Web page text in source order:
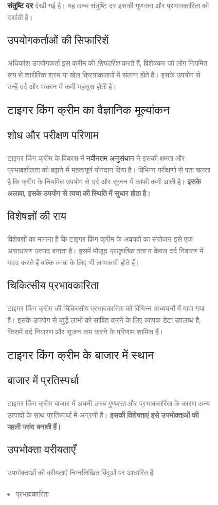
संतुष्टि दरदेखी गई है। यह उच्च संतुष्टि दर इसकी गुणवत्ता और प्रभावकारिता को
दर्शाती है।
उपयोगकर्ताओं की सिफारिशें
अधिकांश उपयोगकर्ता इस क्रीम की सिफारिशकरते हैं, विशेषकर जो लोग नियमित
रूप से शारीरिक श्रम या खेल क्रियाकलापों में संलग्न होते हैं। इसके उपयोग से
उन्हें दर्द और थकान में कमी महसूस होती है।
टाइगर किंग क्रीम का वैज्ञानिक मूल्यांकन
शोध और परीक्षण परिणाम
टाइगर किंग क्रीम के विकास मेंनवीनतम अनुसंधान ने इसकी क्षमता और
प्रभावशीलता को बढ़ाने में महत्वपूर्ण योगदान दिया है। विभिन्न परीक्षणों से पता चलता
है कि क्रीम के नियमित उपयोग से दर्द और सूजन में काफी कमी आती है। इसके
अलावा, इसके उपयोग से त्वचा की स्थिति में सुधार होता है।
विशेषज्ञों की राय
विशेषज्ञों का मानना है कि टाइगर किंग क्रीम के अवयवों का संयोजन इसे एक
असाधारण उत्पाद बनाता है। इसमें मौजूद प्राकृतिक तत्वन केवल दर्द निवारण में
मदद करते हैं बल्कि त्वचा के लिए भी लाभकारी होते हैं।
चिकित्सीय प्रभावकारिता
टाइगर किंग क्रीम की चिकित्सीय प्रभावकारिता को विभिन्न अध्ययनों में मापा गया
है। इसके उपयोग से जुड़े लाभों को साबित करने के लिए व्यापक डेटा उपलब्ध है,
जिसमें दर्द निवारण और सूजन कम करने के परिणाम शामिल हैं।
टाइगर किंग क्रीम के बाजार में स्थान
बाजार में प्रतिस्पर्धा
टाइगर किंग क्रीम बाजार में अपनी उच्च गुणवत्ताऔर प्रभावकारिता के कारण अन्य
उत्पादों के साथ प्रतिस्पर्धा में अग्रणी है। इसकी विशेषताएं इसे उपभोक्ताओं की
पहली पसंद बनाती हैं।
उपभोक्ता वरीयताएँ
उपभोक्ताओं की वरीयताएँ निम्नलिखित बिंदुओं पर आधारित हैं:
प्रभावकारिता